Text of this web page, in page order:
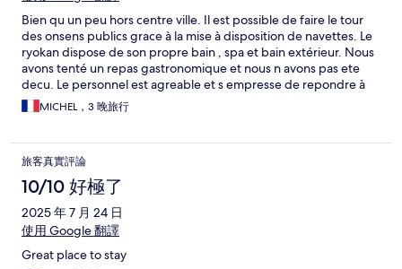
Bien qu un peu hors centre ville. Il est possible de faire le tour
des onsens publics grace à la mise à disposition de navettes. Le
ryokan dispose de son propre bain , spa et bain extérieur. Nous
avons tenté un repas gastronomique et nous n avons pas ete
decu. Le personnel est agreable et s empresse de repondre à
vos attentes de manières rapides et avec efficacité.
MICHEL，3 晚旅行
旅客真實評論
10/10 好極了
2025 年 7 月 24 日
使用 Google 翻譯
Great place to stay